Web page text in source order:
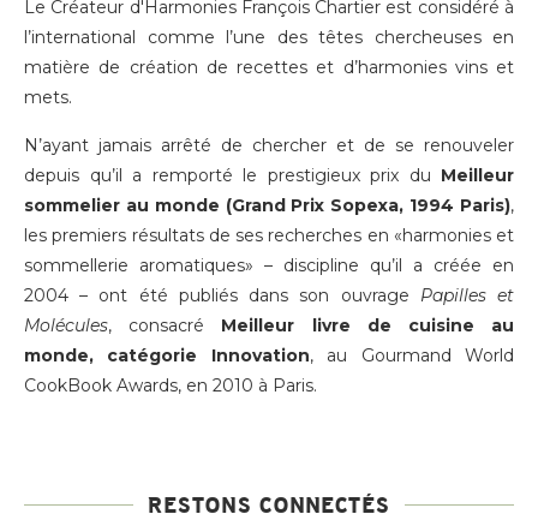
Le Créateur d'Harmonies François Chartier est considéré à
l’international comme l’une des têtes chercheuses en
matière de création de recettes et d’harmonies vins et
mets.
N’ayant jamais arrêté de chercher et de se renouveler
depuis qu’il a remporté le prestigieux prix du Meilleur
sommelier au monde (Grand Prix Sopexa, 1994 Paris),
les premiers résultats de ses recherches en «harmonies et
sommellerie aromatiques» – discipline qu’il a créée en
2004 – ont été publiés dans son ouvrage Papilles et
Molécules, consacré Meilleur livre de cuisine au
monde, catégorie Innovation, au Gourmand World
CookBook Awards, en 2010 à Paris.
RESTONS CONNECTÉS